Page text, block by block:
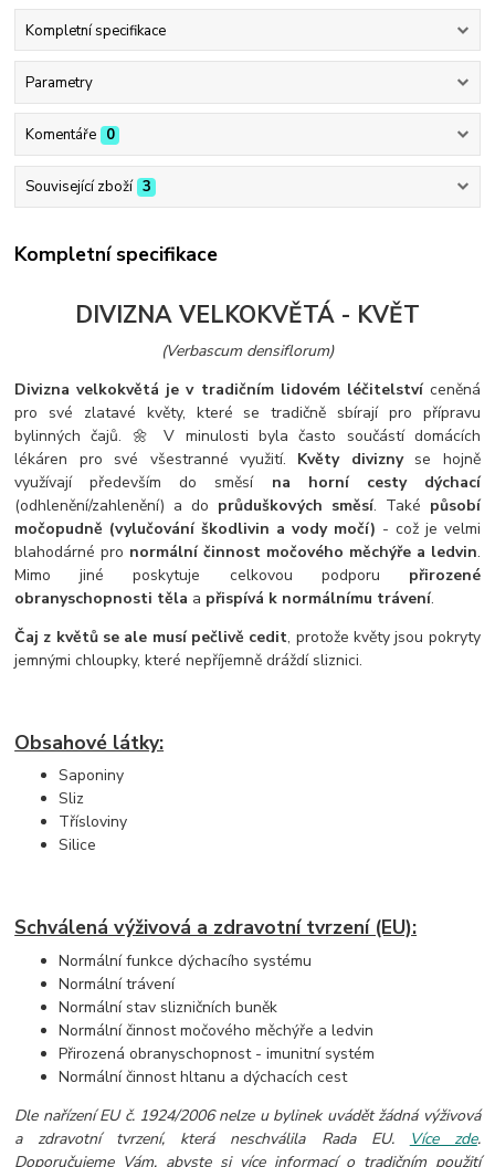
Kompletní specifikace
Parametry
Komentáře 0
Související zboží 3
Kompletní specifikace
DIVIZNA VELKOKVĚTÁ - KVĚT
(Verbascum densiflorum)
Divizna velkokvětá je v tradičním lidovém léčitelstvíceněná
pro své zlatavé květy, které se tradičně sbírají pro přípravu
bylinných čajů. 🌼 V minulosti byla často součástí domácích
lékáren pro své všestranné využití. Květy divizny se hojně
využívají především do směsí na horní cesty dýchací
(odhlenění/zahlenění) a do průduškových směsí. Také působí
močopudně (vylučování škodlivin a vody močí) - což je velmi
blahodárné pro normální činnost močového měchýře a ledvin.
Mimo jiné poskytuje celkovou podporu přirozené
obranyschopnosti těla a přispívá k normálnímu trávení.
Čaj z květů se ale musí pečlivě cedit, protože květy jsou pokryty
jemnými chloupky, které nepříjemně dráždí sliznici.
Obsahové látky:
Saponiny
Sliz
Třísloviny
Silice
Schválená výživová a zdravotní tvrzení (EU):
Normální funkce dýchacího systému
Normální trávení
Normální stav slizničních buněk
Normální činnost močového měchýře a ledvin
Přirozená obranyschopnost - imunitní systém
Normální činnost hltanu a dýchacích cest
Dle nařízení EU č. 1924/2006 nelze u bylinek uvádět žádná výživová
a zdravotní tvrzení, která neschválila Rada EU.
Více zde.
Doporučujeme Vám, abyste si více informací o tradičním použití